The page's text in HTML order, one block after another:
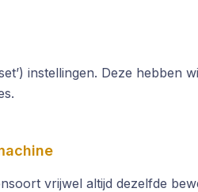
instellingen. Deze hebben
vrijwel altijd dezelfde